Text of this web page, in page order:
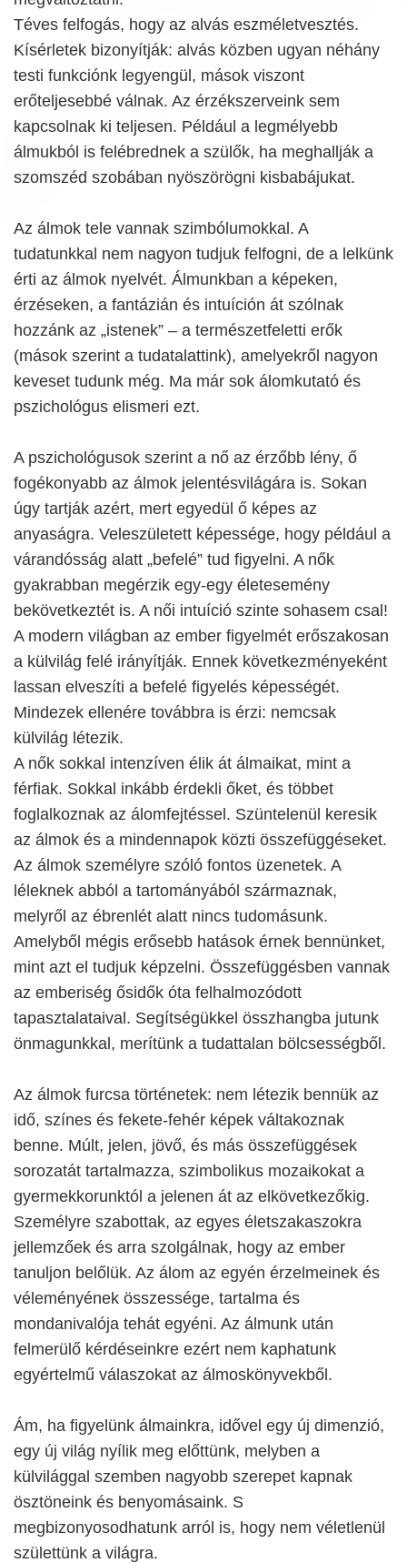
Téves felfogás, hogy az alvás eszméletvesztés.
Kísérletek bizonyítják: alvás közben ugyan néhány
testi funkciónk legyengül, mások viszont
erőteljesebbé válnak. Az érzékszerveink sem
kapcsolnak ki teljesen. Például a legmélyebb
álmukból is felébrednek a szülők, ha meghallják a
szomszéd szobában nyöszörögni kisbabájukat.
Az álmok tele vannak szimbólumokkal. A
tudatunkkal nem nagyon tudjuk felfogni, de a lelkünk
érti az álmok nyelvét. Álmunkban a képeken,
érzéseken, a fantázián és intuíción át szólnak
hozzánk az „istenek” – a természetfeletti erők
(mások szerint a tudatalattink), amelyekről nagyon
keveset tudunk még. Ma már sok álomkutató és
pszichológus elismeri ezt.
A pszichológusok szerint a nő az érzőbb lény, ő
fogékonyabb az álmok jelentésvilágára is. Sokan
úgy tartják azért, mert egyedül ő képes az
anyaságra. Veleszületett képessége, hogy például a
várandósság alatt „befelé” tud figyelni. A nők
gyakrabban megérzik egy-egy életesemény
bekövetkeztét is. A női intuíció szinte sohasem csal!
A modern világban az ember figyelmét erőszakosan
a külvilág felé irányítják. Ennek következményeként
lassan elveszíti a befelé figyelés képességét.
Mindezek ellenére továbbra is érzi: nemcsak
külvilág létezik.
A nők sokkal intenzíven élik át álmaikat, mint a
férfiak. Sokkal inkább érdekli őket, és többet
foglalkoznak az álomfejtéssel. Szüntelenül keresik
az álmok és a mindennapok közti összefüggéseket.
Az álmok személyre szóló fontos üzenetek. A
léleknek abból a tartományából származnak,
melyről az ébrenlét alatt nincs tudomásunk.
Amelyből mégis erősebb hatások érnek bennünket,
mint azt el tudjuk képzelni. Összefüggésben vannak
az emberiség ősidők óta felhalmozódott
tapasztalataival. Segítségükkel összhangba jutunk
önmagunkkal, merítünk a tudattalan bölcsességből.
Az álmok furcsa történetek: nem létezik bennük az
idő, színes és fekete-fehér képek váltakoznak
benne. Múlt, jelen, jövő, és más összefüggések
sorozatát tartalmazza, szimbolikus mozaikokat a
gyermekkorunktól a jelenen át az elkövetkezőkig.
Személyre szabottak, az egyes életszakaszokra
jellemzőek és arra szolgálnak, hogy az ember
tanuljon belőlük. Az álom az egyén érzelmeinek és
véleményének összessége, tartalma és
mondanivalója tehát egyéni. Az álmunk után
felmerülő kérdéseinkre ezért nem kaphatunk
egyértelmű válaszokat az álmoskönyvekből.
Ám, ha figyelünk álmainkra, idővel egy új dimenzió,
egy új világ nyílik meg előttünk, melyben a
külvilággal szemben nagyobb szerepet kapnak
ösztöneink és benyomásaink. S
megbizonyosodhatunk arról is, hogy nem véletlenül
születtünk a világra.